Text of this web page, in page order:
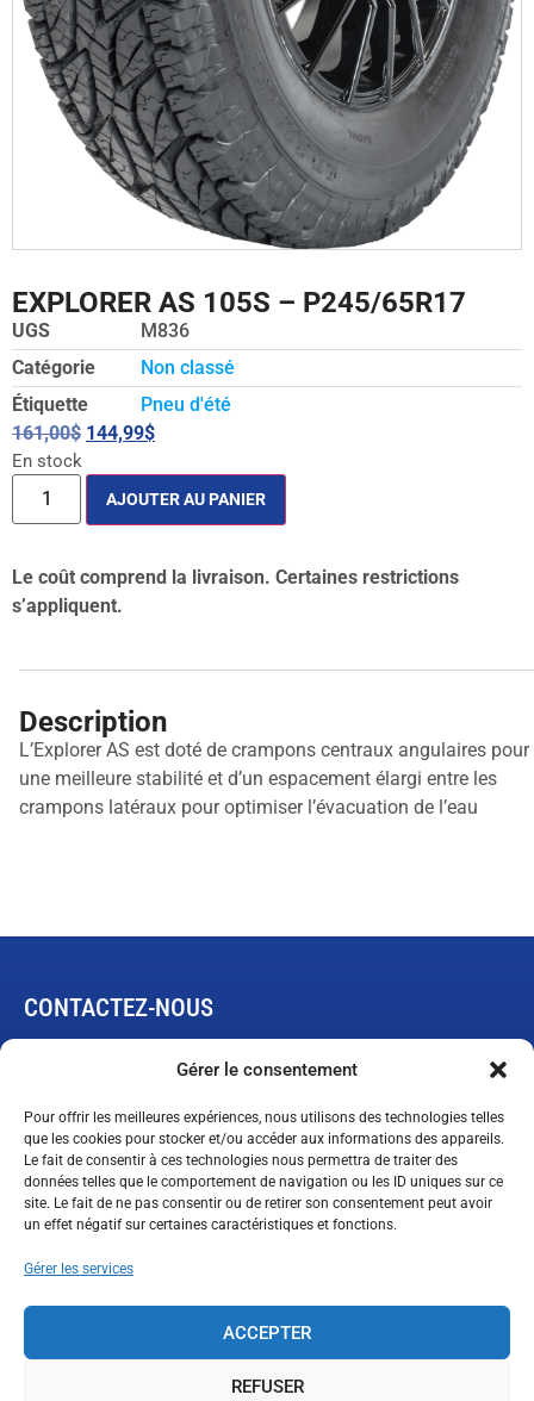
Gérer le consentement
Pour offrir les meilleures expériences, nous utilisons des technologies telles
que les cookies pour stocker et/ou accéder aux informations des appareils.
Le fait de consentir à ces technologies nous permettra de traiter des
données telles que le comportement de navigation ou les ID uniques sur ce
site. Le fait de ne pas consentir ou de retirer son consentement peut avoir
un effet négatif sur certaines caractéristiques et fonctions.
Gérer les services
ACCEPTER
REFUSER
EXPLORER AS 105S – P245/65R17
UGS
M836
Catégorie
Non classé
Étiquette
Pneu d'été
161,00$ 144,99$
En stock
AJOUTER AU PANIER
Le coût comprend la livraison. Certaines restrictions
s’appliquent.
Description
L’Explorer AS est doté de crampons centraux angulaires pour
une meilleure stabilité et d’un espacement élargi entre les
crampons latéraux pour optimiser l’évacuation de l’eau
CONTACTEZ-NOUS
Rimouski, Québec G5M 1B4
Demande de garantie limitée
ventes@technopneu.com
SUIVEZ-NOUS